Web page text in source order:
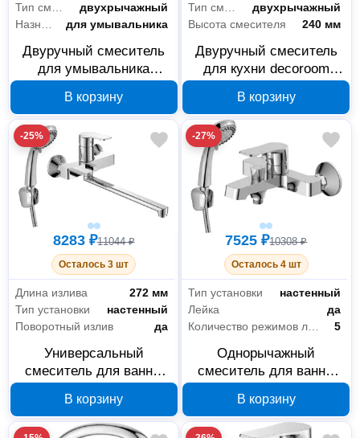
Тип смесителя
двухрычажный
для умывальника
Двуручный смеситель
для умывальника
монолитный
В корзину
Тип смесителя
двухрычажный
Высота смесителя
240 мм
Двуручный смеситель
для кухни decoroom
поворотным изливом
В корзину
-25%
8283 ₽11044 ₽
Осталось 3 шт
Длина излива
272 мм
Тип установки
настенный
Поворотный излив
да
Универсальный
смеситель для ванны
поворотным изливом
В корзину
-27%
7525 ₽10308 ₽
Осталось 4 шт
Тип установки
настенный
Лейка
да
Количество режимов лейки
5
Однорычажный
смеситель для ванны
В корзину